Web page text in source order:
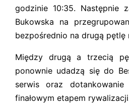
godzinie 10:35. Następnie
Bukowska na
bezpośrednio na drugą pętlę
Między drugą a trzecią
ponownie udadzą się do
serwis oraz dotankowanie
finałowym etapem